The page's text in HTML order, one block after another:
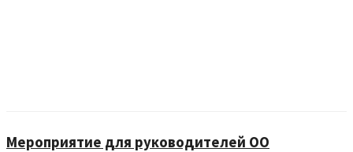
Мероприятие для руководителей ОО